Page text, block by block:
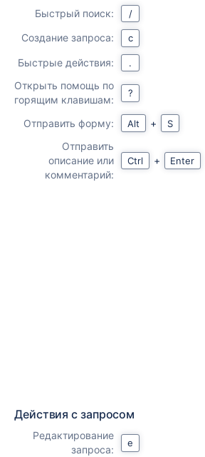
Быстрый поиск: /
Создание запроса: c
Быстрые действия: .
Открыть помощь по
горящим клавишам:
?
Отправить форму: Alt + S
Отправить
описание или
комментарий:
Ctrl + Enter
Действия с запросом
Редактирование
запроса:
e